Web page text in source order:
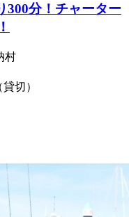
300分！チャーター
村
切）